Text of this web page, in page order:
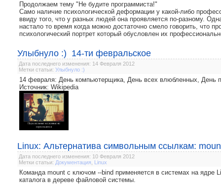
Продолжаем тему "Не будите программиста!"
Само наличие психологической деформации у какой-либо
ввиду того, что у разных людей она проявляется по-разному.
настало то время когда можно достаточно смело говорить, что
психологический портрет который обусловлен их
Улыбнуло :) 14-ти февральское
Дата последнего изменения: 14 Февраля 2012
Метки статьи: Улыбнуло :)
14 февраля: День компьютерщика, День всех влюбленных, День
Источник: Wikipedia
Linux: Альтернатива символьным ссылкам:
Дата последнего изменения: 10 Февраля 2012
Метки статьи: Документация Linux
Команда mount с ключом --bind применяется в системах на ядре
каталога в дереве файловой системы.